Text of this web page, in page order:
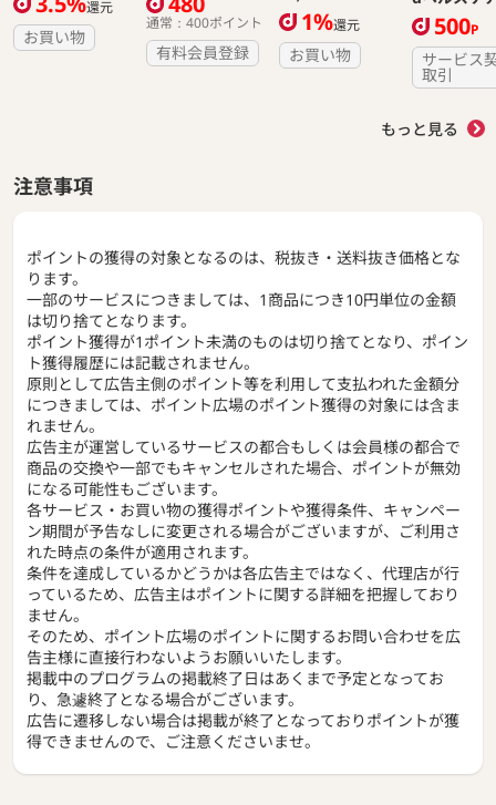
還元
お買い物
通常：400ポイント
有料会員登録
1%還元
お買い物
500P
サービス
取引
もっと見る
注意事項
ポイントの獲得の対象となるのは、税抜き・送料抜き価格とな
ります。
一部のサービスにつきましては、1商品につき10円単位の金額
は切り捨てとなります。
ポイント獲得が1ポイント未満のものは切り捨てとなり、ポイン
ト獲得履歴には記載されません。
原則として広告主側のポイント等を利用して支払われた金額分
につきましては、ポイント広場のポイント獲得の対象には含ま
れません。
広告主が運営しているサービスの都合もしくは会員様の都合で
商品の交換や一部でもキャンセルされた場合、ポイントが無効
になる可能性もございます。
各サービス・お買い物の獲得ポイントや獲得条件、キャンペー
ン期間が予告なしに変更される場合がございますが、ご利用さ
れた時点の条件が適用されます。
条件を達成しているかどうかは各広告主ではなく、代理店が行
っているため、広告主はポイントに関する詳細を把握しており
ません。
そのため、ポイント広場のポイントに関するお問い合わせを広
告主様に直接行わないようお願いいたします。
掲載中のプログラムの掲載終了日はあくまで予定となってお
り、急遽終了となる場合がございます。
広告に遷移しない場合は掲載が終了となっておりポイントが獲
得できませんので、ご注意くださいませ。